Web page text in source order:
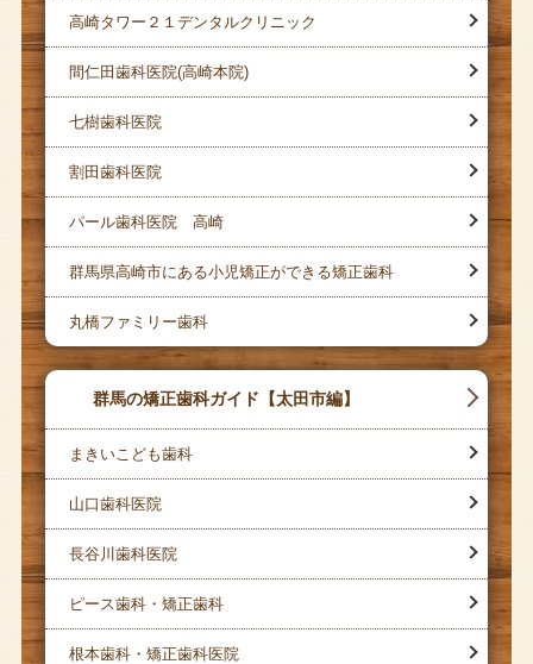
高崎タワー２１デンタルクリニック
間仁田歯科医院(高崎本院)
七樹歯科医院
割田歯科医院
パール歯科医院 高崎
群馬県高崎市にある小児矯正ができる矯正歯科
丸橋ファミリー歯科
群馬の矯正歯科ガイド【太田市編】
まきいこども歯科
山口歯科医院
長谷川歯科医院
ピース歯科・矯正歯科
根本歯科・矯正歯科医院